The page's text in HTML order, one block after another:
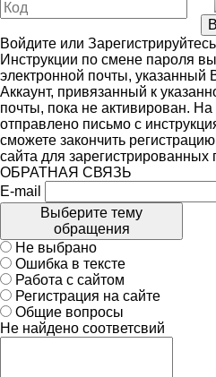
Войдите или Зарегистрируйтесь
Инструкции по смене пароля
электронной почты, указанный
Аккаунт, привязанный к
почты, пока не активирован.
отправлено письмо с
сможете закончить
сайта для зарегистрированных
ОБРАТНАЯ СВЯЗЬ
E-mail
Выберите тему
обращения
Не выбрано
Ошибка в тексте
Работа с сайтом
Регистрация на сайте
Общие вопросы
Не найдено соответсвий